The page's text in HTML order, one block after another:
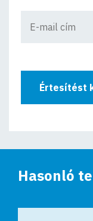
Értesítést
Hasonló